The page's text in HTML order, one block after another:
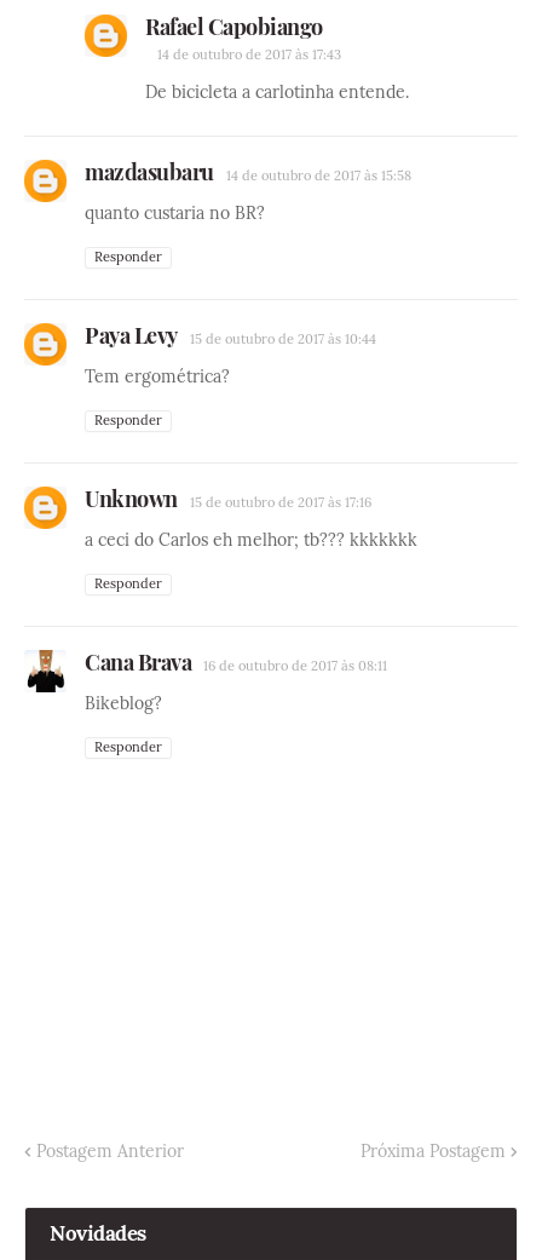
Rafael Capobiango
14 de outubro de 2017 às 17:43
De bicicleta a carlotinha entende.
mazdasubaru 14 de outubro de 2017 às 15:58
quanto custaria no BR?
Responder
Paya Levy 15 de outubro de 2017 às 10:44
Tem ergométrica?
Responder
Unknown 15 de outubro de 2017 às 17:16
a ceci do Carlos eh melhor; tb??? kkkkkkk
Responder
Cana Brava 16 de outubro de 2017 às 08:11
Bikeblog?
Responder
Postagem Anterior Próxima Postagem
Novidades